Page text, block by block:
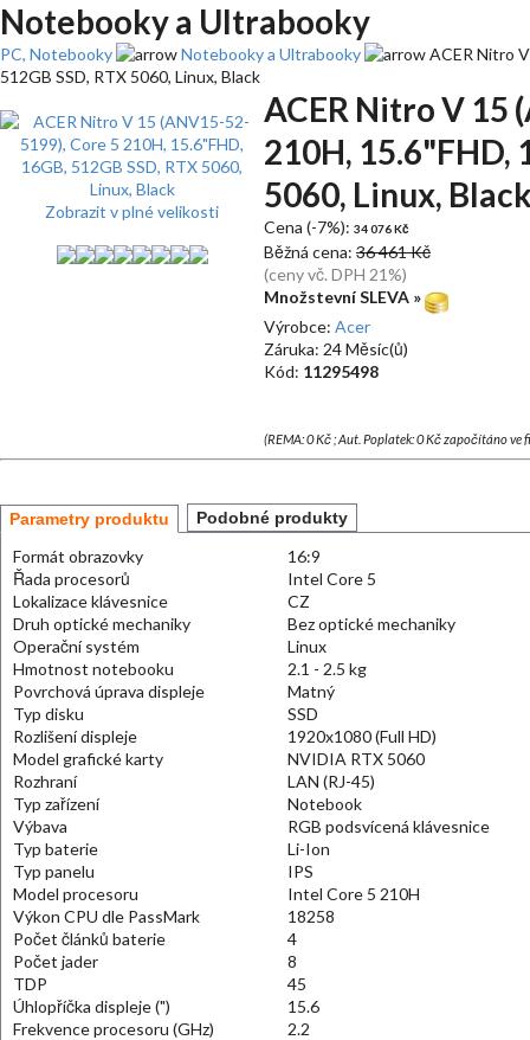
Notebooky a Ultrabooky
PC, Notebooky Notebooky a Ultrabooky
ACER Nitro
512GB SSD, RTX 5060, Linux, Black
Zobrazit v plné velikosti
ACER Nitro V 15
210H, 15.6"FHD,
5060, Linux,
Cena (-7%): 34 076 Kč
Běžná cena: 36 461 Kč
(ceny vč. DPH 21%)
Množstevní SLEVA »
Výrobce: Acer
Záruka: 24 Měsíc(ů)
Kód: 11295498
(REMA: 0 Kč ; Aut. Poplatek: 0 Kč započítáno
Parametry produktu Podobné produkty
Formát obrazovky
16:9
Řada procesorů
Intel Core 5
Lokalizace klávesnice
CZ
Druh optické mechaniky
Bez optické mechaniky
Operační systém
Linux
Hmotnost notebooku
2.1 - 2.5 kg
Povrchová úprava displeje
Matný
Typ disku
SSD
Rozlišení displeje
1920x1080 (Full HD)
Model grafické karty
NVIDIA RTX 5060
Rozhraní
LAN (RJ-45)
Typ zařízení
Notebook
Výbava
RGB podsvícená klávesnice
Typ baterie
Li-Ion
Typ panelu
IPS
Model procesoru
Intel Core 5 210H
Výkon CPU dle PassMark
18258
Počet článků baterie
4
Počet jader
8
TDP
45
Úhlopříčka displeje (")
15.6
Frekvence procesoru (GHz)
2.2